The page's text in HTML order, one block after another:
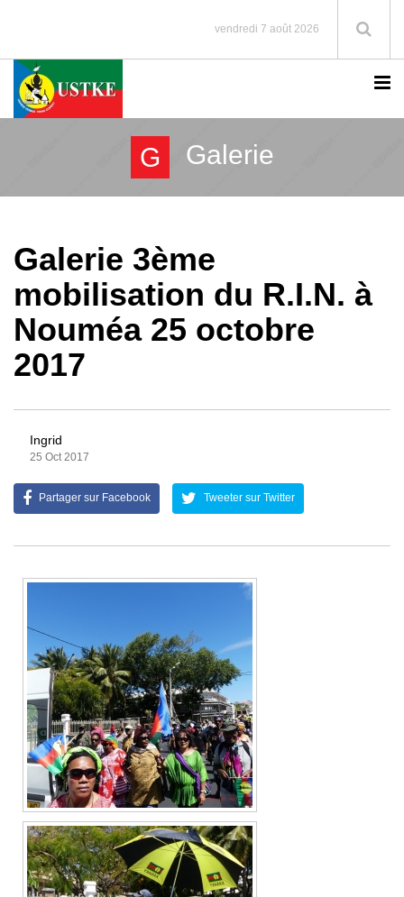
vendredi 7 août 2026
G Galerie
Galerie 3ème
mobilisation du R.I.N. à
Nouméa 25 octobre
2017
Ingrid
25 Oct 2017
Partager sur Facebook Tweeter sur Twitter